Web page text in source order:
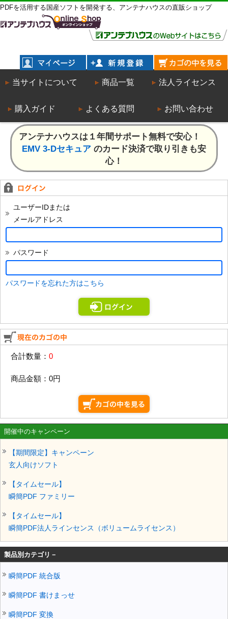
PDFを活用する国産ソフトを開発する、アンテナハウスの直販ショップ
当サイトについて 商品一覧 法人ライセンス
購入ガイド よくある質問 お問い合わせ
アンテナハウスは１年間サポート無料で安心！
EMV 3-Dセキュア のカード決済で取り引きも安
心！
ユーザーIDまたは
メールアドレス
パスワード
パスワードを忘れた方はこちら
合計数量： 0
商品金額： 0円
開催中のキャンペーン
【期間限定】キャンペーン
玄人向けソフト
【タイムセール】
瞬簡PDF ファミリー
【タイムセール】
瞬簡PDF法人ラインセンス（ボリュームライセンス）
製品別カテゴリ－
瞬簡PDF 統合版
瞬簡PDF 書けまっせ
瞬簡PDF 変換